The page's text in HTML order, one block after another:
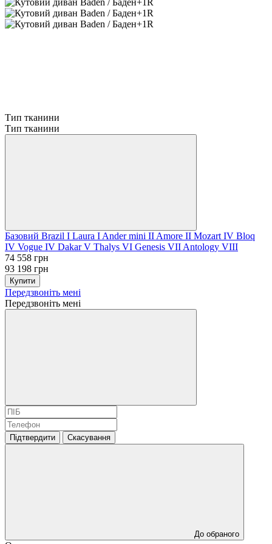
Тип тканини
Тип тканини
Базовий Brazil I Laura I Ander mini II Amore II Mozart IV Bloq
IV Vogue IV Dakar V Thalys VI Genesis VII Antology VIII
74 558 грн
93 198 грн
Купити
Передзвоніть мені
Передзвоніть мені
Підтвердити Скасування
До обраного